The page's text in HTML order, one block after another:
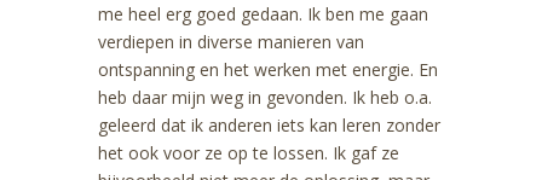
me heel erg goed gedaan. Ik ben me gaan
verdiepen in diverse manieren van
ontspanning en het werken met energie. En
heb daar mijn weg in gevonden. Ik heb o.a.
geleerd dat ik anderen iets kan leren zonder
het ook voor ze op te lossen. Ik gaf ze